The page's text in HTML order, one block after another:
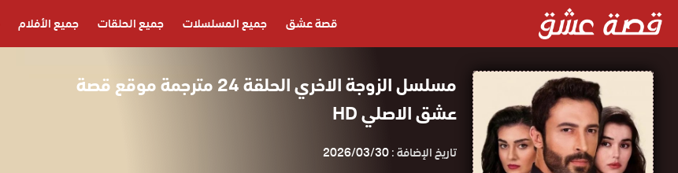
قصة عشق جميع المسلسلات جميع الحلقات جميع الأفلام
مسلسل الزوجة الاخري الحلقة 24 مترجمة موقع قصة
عشق الاصلي HD
تاريخ الإضافة :2026/03/30